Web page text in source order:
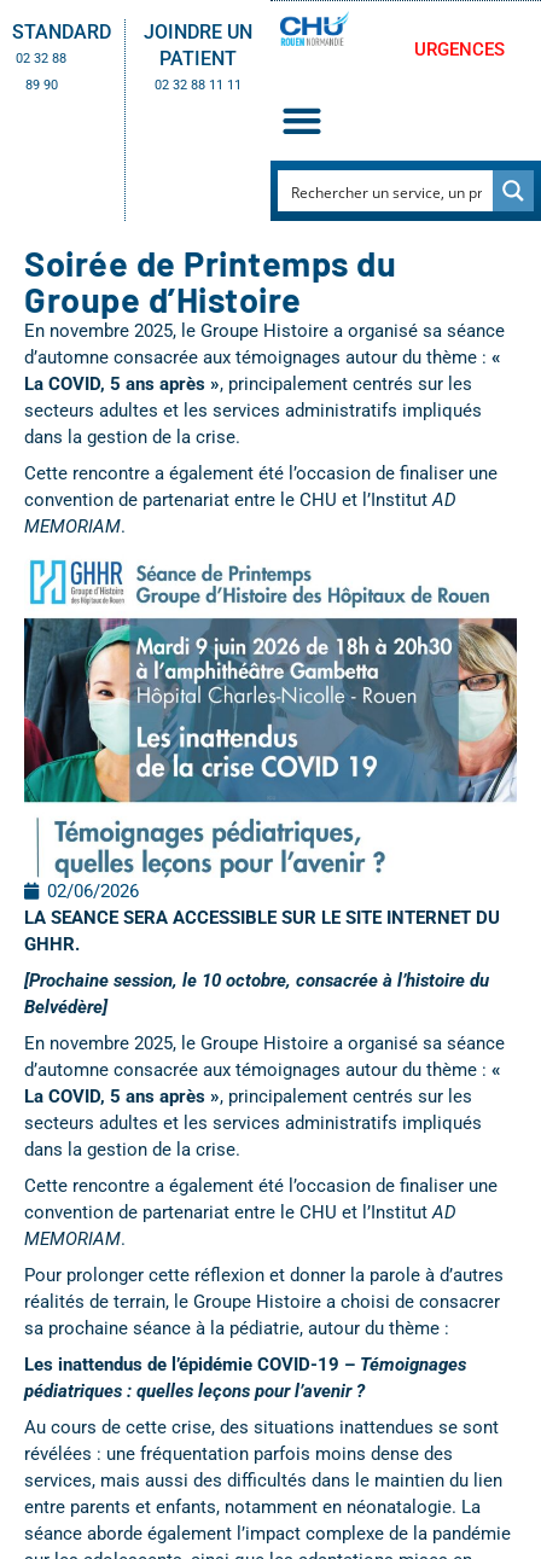
STANDARD
02 32 88
89 90
JOINDRE UN
PATIENT
02 32 88 11 11
URGENCES
Soirée de Printemps du
Groupe d’Histoire
En novembre 2025, le Groupe Histoire a organisé sa séance
d’automne consacrée aux témoignages autour du thème : «
La COVID, 5 ans après », principalement centrés sur les
secteurs adultes et les services administratifs impliqués
dans la gestion de la crise.
Cette rencontre a également été l’occasion de finaliser une
convention de partenariat entre le CHU et l’InstitutAD
MEMORIAM.
02/06/2026
LA SEANCE SERA ACCESSIBLE SUR LE SITE INTERNET DU
GHHR.
[Prochaine session, le 10 octobre, consacrée à l’histoire du
Belvédère]
En novembre 2025, le Groupe Histoire a organisé sa séance
d’automne consacrée aux témoignages autour du thème : «
La COVID, 5 ans après », principalement centrés sur les
secteurs adultes et les services administratifs impliqués
dans la gestion de la crise.
Cette rencontre a également été l’occasion de finaliser une
convention de partenariat entre le CHU et l’InstitutAD
MEMORIAM.
Pour prolonger cette réflexion et donner la parole à d’autres
réalités de terrain, le Groupe Histoire a choisi de consacrer
sa prochaine séance à la pédiatrie, autour du thème :
Les inattendus de l’épidémie COVID-19 – Témoignages
pédiatriques : quelles leçons pour l’avenir ?
Au cours de cette crise, des situations inattendues se sont
révélées : une fréquentation parfois moins dense des
services, mais aussi des difficultés dans le maintien du lien
entre parents et enfants, notamment en néonatalogie. La
séance aborde également l’impact complexe de la pandémie